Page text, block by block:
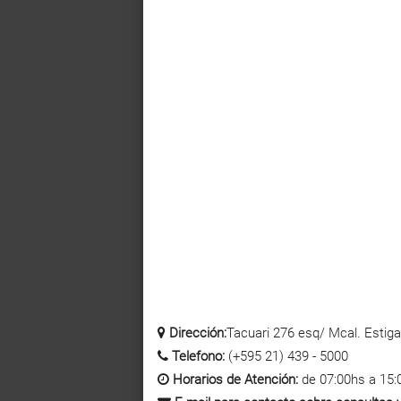
Dirección:Tacuari 276 esq/ Mcal.
Telefono:(+595 21) 439 - 5000
Horarios de Atención:de 07:00hs a